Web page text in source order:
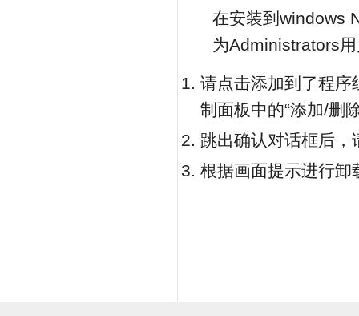
在安装到windows
为Administrators
请点击添加到了程序
制面板中的“添加/删
跳出确认对话框后，
根据画面提示进行卸